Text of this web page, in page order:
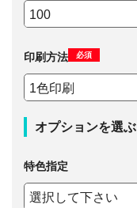
印刷方法 必須
オプションを選ぶ
特色指定